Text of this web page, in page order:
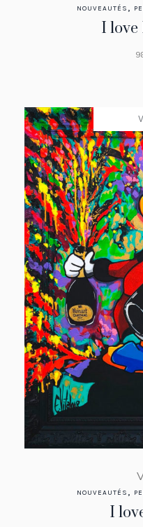
NOUVEAUTÉS ,
I
NOUVEAUTÉS ,
I